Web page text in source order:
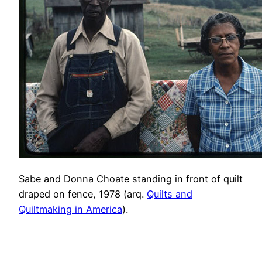
Sabe and Donna Choate standing in front of quilt
draped on fence, 1978 (arq. Quilts and
Quiltmaking in America).